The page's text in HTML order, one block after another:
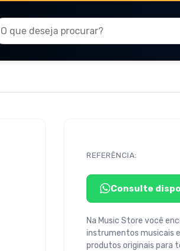
REFERÊNCIA:
Consulte
Na Music Store você
instrumentos musicais
produtos originais para